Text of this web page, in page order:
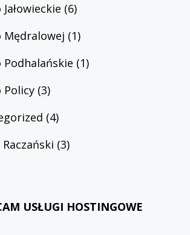
(6)
Mędralowej (1)
Podhalańskie (1)
Policy (3)
(4)
(3)
USŁUGI HOSTINGOWE